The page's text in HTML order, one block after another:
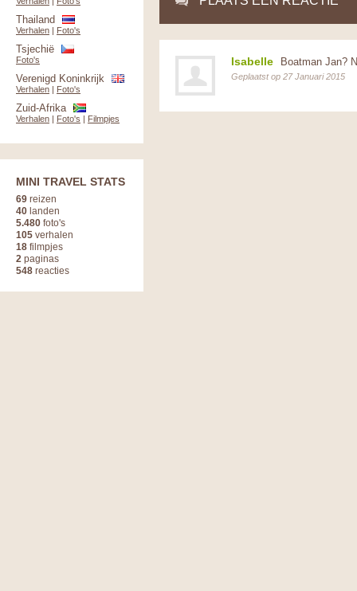
Isabelle Boatman Jan?
Geplaatst op 27 Januari 2015
Thailand
Verhalen | Foto's
Tsjechië
Foto's
Verenigd Koninkrijk
Verhalen | Foto's
Zuid-Afrika
Verhalen | Foto's | Filmpjes
MINI TRAVEL STATS
69 reizen
40 landen
5.480 foto's
105 verhalen
18 filmpjes
2 paginas
548 reacties